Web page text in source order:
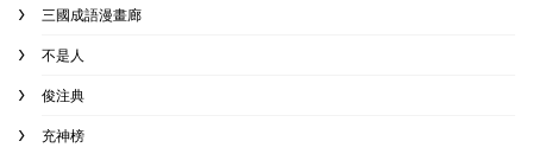
三國成語漫畫廊
不是人
俊注典
充神榜